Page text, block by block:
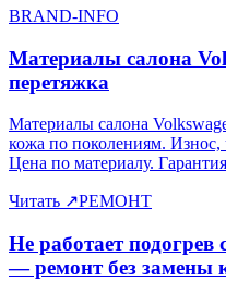
BRAND-INFO
Материалы салона
перетяжка
Материалы салона
кожа по поколениям.
Цена по материалу.
Читать ↗РЕМОНТ
Не работает подогрев
— ремонт без замены